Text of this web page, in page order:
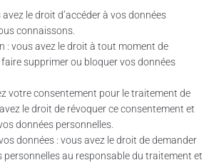
avez le droit d’accéder à vos données
connaissons.
: vous avez le droit à tout moment de
supprimer ou bloquer vos données
votre consentement pour le traitement de
le droit de révoquer ce consentement et
données personnelles.
données : vous avez le droit de demander
personnelles au responsable du traitement et